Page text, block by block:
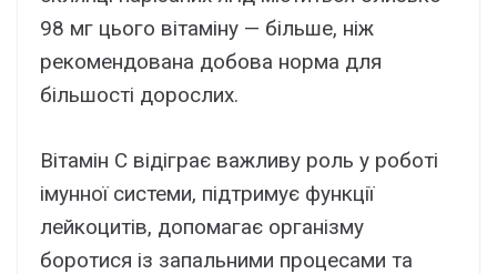
98 мг цього вітаміну — більше, ніж
рекомендована добова норма для
більшості дорослих.
Вітамін С відіграє важливу роль у роботі
імунної системи, підтримує функції
лейкоцитів, допомагає організму
боротися із запальними процесами та